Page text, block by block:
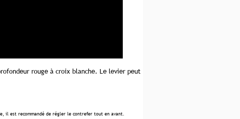
rouge à croix blanche. Le levier peut
il est recommandé de régler le contrefer tout en avant.